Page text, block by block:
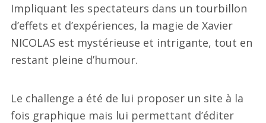
Impliquant les spectateurs dans un tourbillon
d’effets et d’expériences, la magie de Xavier
NICOLAS est mystérieuse et intrigante, tout en
restant pleine d’humour.
Le challenge a été de lui proposer un site à la
fois graphique mais lui permettant d’éditer